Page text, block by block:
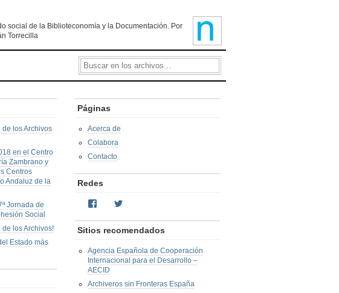
social de la Biblioteconomía y la Documentación. Por
Torrecilla
de los Archivos
en el Centro
Zambrano y
Centros
Andaluz de la
Jornada de
Social
de los Archivos!
Estado más
Páginas
Acerca de
Colabora
Contacto
Redes
Facebook
Sitios recomendados
Agencia Española de Cooperación
Internacional para el Desarrollo –
AECID
Archiveros sin Fronteras España